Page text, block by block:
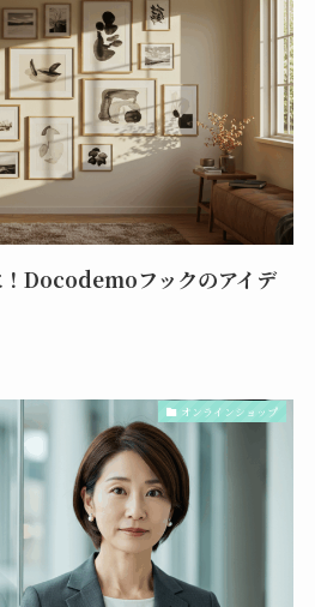
！Docodemoフックのアイデ
オンラインショップ